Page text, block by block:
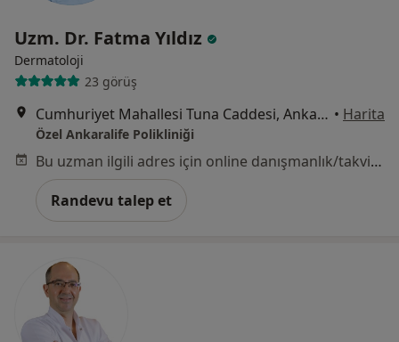
Uzm. Dr. Fatma Yıldız
Dermatoloji
23 görüş
Cumhuriyet Mahallesi Tuna Caddesi, Ankara • Harita
Özel Ankaralife Polikliniği
Bu uzman ilgili adres için online danışmanlık/takvim sunmuyor.
Randevu talep et